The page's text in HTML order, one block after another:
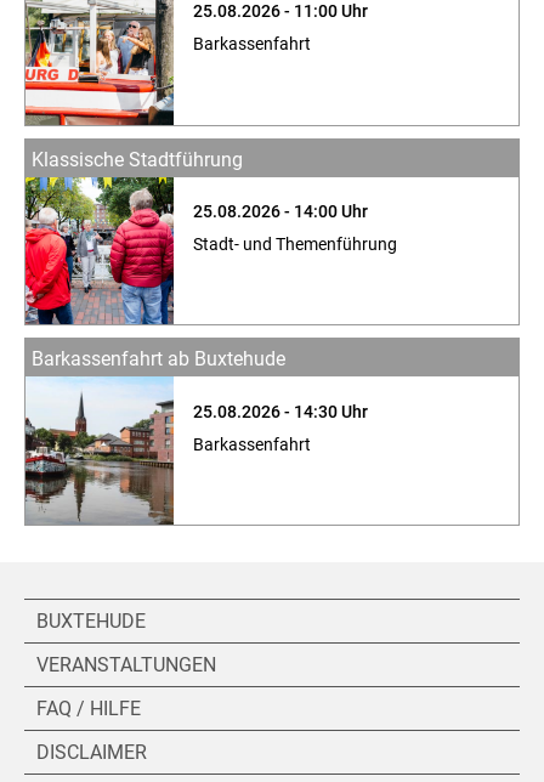
25.08.2026 - 11:00 Uhr
Barkassenfahrt
Klassische Stadtführung
25.08.2026 - 14:00 Uhr
Stadt- und Themenführung
Barkassenfahrt ab Buxtehude
25.08.2026 - 14:30 Uhr
Barkassenfahrt
BUXTEHUDE
VERANSTALTUNGEN
FAQ / HILFE
DISCLAIMER